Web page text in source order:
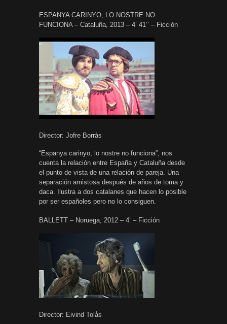
ESPANYA CARINYO, LO NOSTRE NO
FUNCIONA – Cataluña, 2013 – 4’ 41’’ – Ficción
Director: Jofre Borràs
“Espanya carinyo, lo nostre no funciona”, nos
cuenta la relación entre España y Cataluña desde
el punto de vista de una relación de pareja. Una
separación amistosa después de años de toma y
daca. Ilustra a dos catalanes que hacen lo posible
por ser españoles pero no lo consiguen.
BALLETT – Noruega, 2012 – 4’ – Ficción
Director: Eivind Tolås